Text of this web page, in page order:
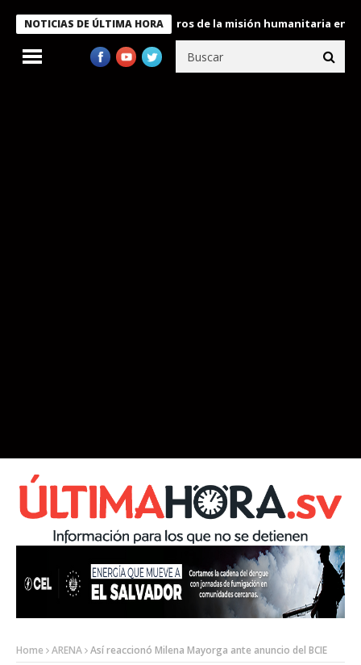
NOTICIAS DE ÚLTIMA HORA
Bukele condecora a miembros de la misión humanitaria enviada
Home ARENA Así reaccionó Milena Mayorga ante anuncio del BCIE